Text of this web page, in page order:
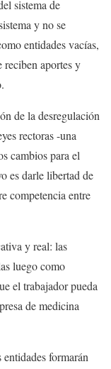
sistema de
y no se
entidades vacías,
reciben aportes y
de la desregulación
rectoras -una
cambios para el
es darle libertad de
competencia entre
y real: las
luego como
el trabajador pueda
de medicina
formarán